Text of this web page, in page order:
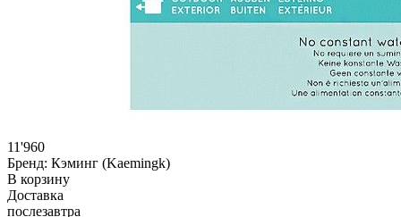
11'960
Бренд: Кэминг (Kaemingk)
В корзину
Доставка
послезавтра